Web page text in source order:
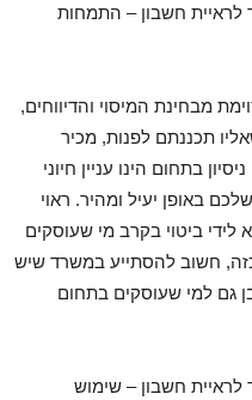
משרד לראיית חשבון – התמחות
מבחינת המיסוי והדיווחים,
תכננתם לפנות, מכיר
בתחום הינו עניין חיוני
באופן יעיל ומהיר. ראוי
לידי ביטוי בקרב מי שעוסקים
חשוב להסתייע במשרד שיש
גם למי שעוסקים בתחום
לראיית חשבון – שימוש